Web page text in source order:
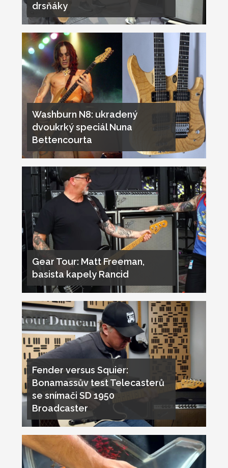
drsňáky
Washburn N8: ukradený
dvoukrký speciál Nuna
Bettencourta
Gear Tour: Matt Freeman,
basista kapely Rancid
Fender versus Squier:
Bonamassův test Telecasterů
se snímači SD 1950
Broadcaster